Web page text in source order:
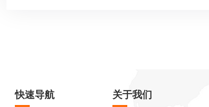
快速导航 关于我们